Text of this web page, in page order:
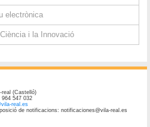
electrònica
i la Innovació
real (Castelló)
964 547 032
real.es
de notificacions: notificaciones@vila-real.es